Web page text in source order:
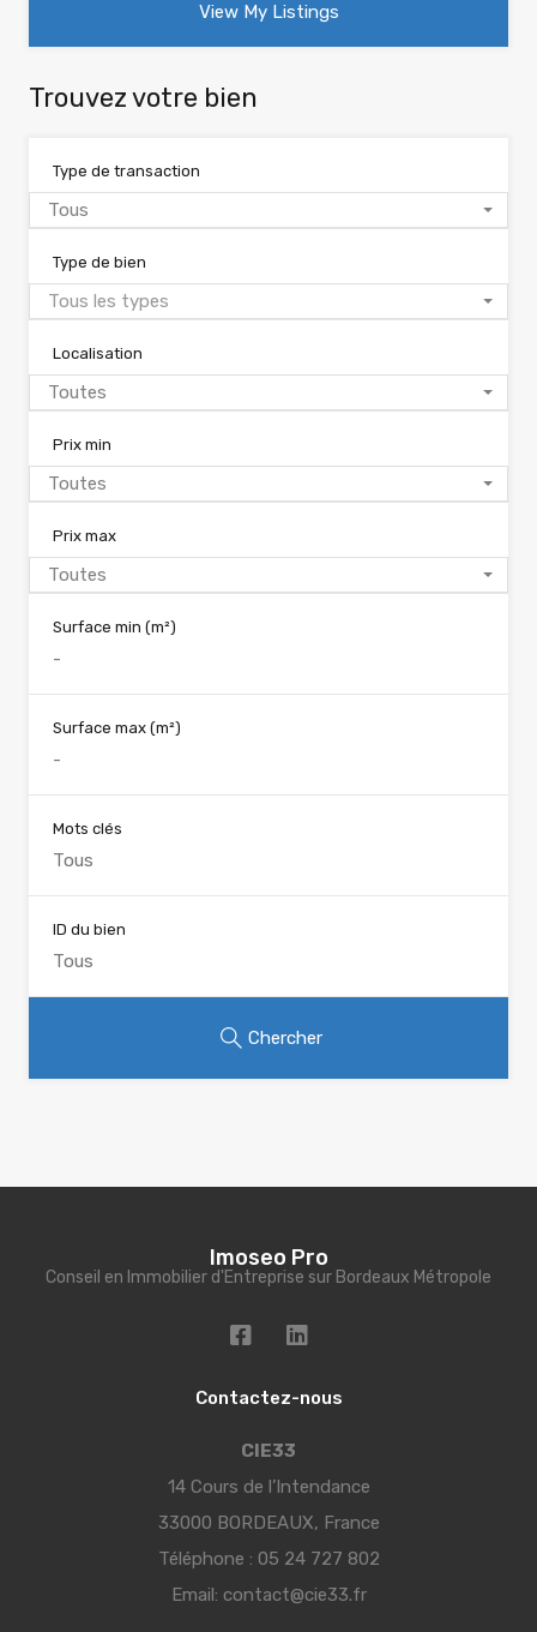
View My Listings
Trouvez votre bien
Type de transaction
Tous
Type de bien
Tous les types
Localisation
Toutes
Prix min
Toutes
Prix max
Toutes
Surface min (m²)
Surface max (m²)
Mots clés
ID du bien
Chercher
Imoseo Pro
Conseil en Immobilier d'Entreprise sur Bordeaux Métropole
Contactez-nous
CIE33
14 Cours de l’Intendance
33000 BORDEAUX, France
Téléphone : 05 24 727 802
Email: contact@cie33.fr